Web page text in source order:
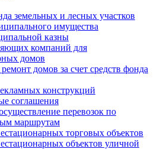
земельных и лесных участков
имущества
казны
компаний для
домов
домов за счет средств фонда
конструкций
соглашения
перевозок по
маршрутам
торговых объектов
объектов уличной